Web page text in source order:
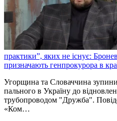
практики”, яких не існує:
призначають генпрокурора в
Угорщина та Словаччина
пального в Україну до
трубопроводом "Дружба".
«Ком…